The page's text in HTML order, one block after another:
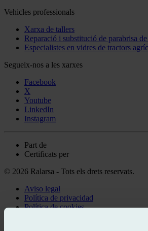
Vehicles professionals
Xarxa de tallers
Reparació i substitució de parabrisa
Especialistes en vidres de tractors
Segueix-nos a les xarxes
Facebook
X
Youtube
LinkedIn
Instagram
Part de
Certificats per
© 2026 Ralarsa - Tots els drets reservats.
Aviso legal
Política de privacidad
Política de cookies